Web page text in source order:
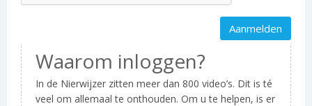
Waarom inloggen?
In de Nierwijzer zitten meer dan 800 video’s. Dit is té
veel om allemaal te onthouden. Om u te helpen, is er